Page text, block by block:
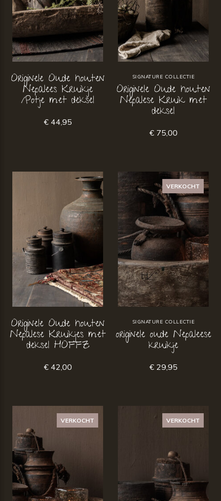
Originele Oude houten
Nepalees Kruikje
/Potje met deksel
€ 44,95
SIGNATURE COLLECTIE
Originele Oude houten
Nepalese Kruik met
deksel
€ 75,00
Originele Oude houten
Nepalese Kruikjes met
deksel HOFFZ
€ 42,00
VERKOCHT
SIGNATURE COLLECTIE
originele oude Nepaleese
kruikje
€ 29,95
VERKOCHT VERKOCHT